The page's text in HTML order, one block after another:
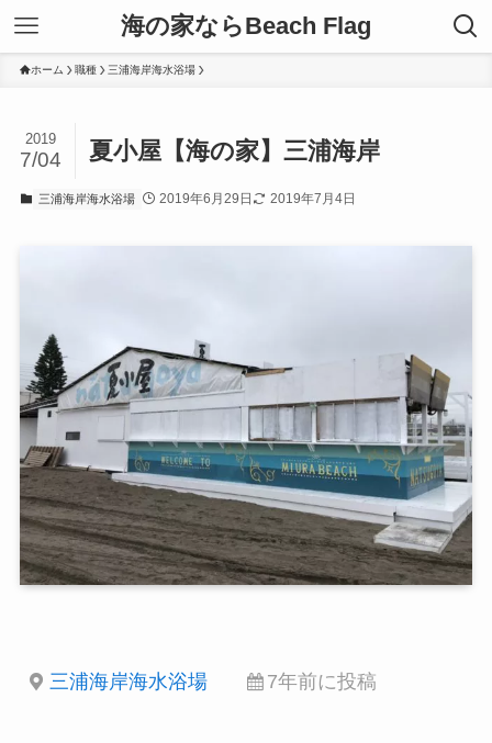
海の家ならBeach Flag
ホーム 職種 三浦海岸海水浴場
夏小屋【海の家】三浦海岸
2019
7/04
三浦海岸海水浴場 2019年6月29日 2019年7月4日
三浦海岸海水浴場 7年前に投稿